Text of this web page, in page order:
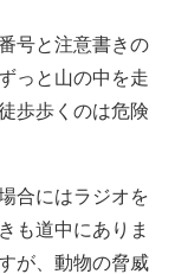
号と注意書きの
っと山の中を走
歩歩くのは危険
合にはラジオを
も道中にありま
が、動物の脅威